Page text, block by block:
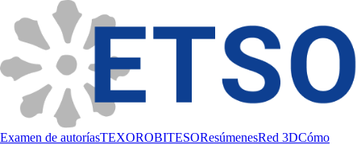
Examen de autoríasTEXOROBITESOResúmenesRed 3DCómo